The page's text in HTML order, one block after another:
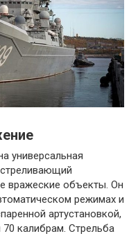
универсальная
вражеские объекты. Он
режимах и
артустановкой,
70 калибрам. Стрельба